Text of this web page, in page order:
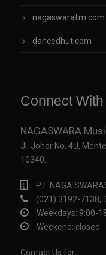
nagaswarafm.com
dancedhut.com
Connect
NAGASWARA
Jl. Johar No. 4U,
10340.
PT. NAGA
(021) 3192-7138,
Weekdays: 9:00-
Weekend: closed
Contact Us for